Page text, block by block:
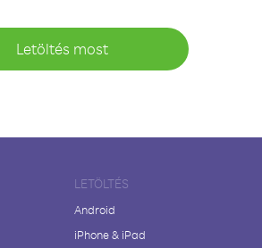
Letöltés most
LETÖLTÉS
Android
iPhone & iPad